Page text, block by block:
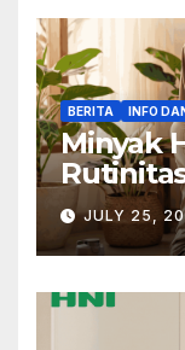
BERITA INFO
Minyak
Padat
JULY 25,